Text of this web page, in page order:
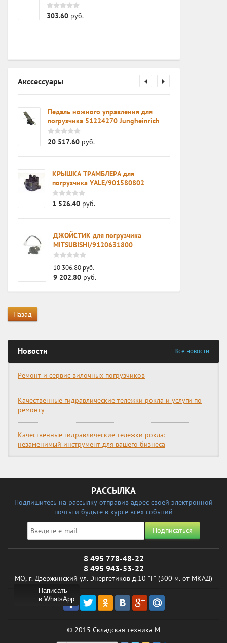
Новости Все новости
Ремонт и сервис вилочных погрузчиков
Качественные гидравлические тележки рокла и услуги по
ремонту
Качественные гидравлические тележки рокла:
незаменимый инструмент для вашего бизнеса
303.60руб.
Акссессуары
Педаль ножного управления для
погрузчика 51224270 Jungheinrich
20 517.60 руб.
КРЫШКА ТРАМБЛЕРА для
погрузчика YALE/901580802
1 526.40 руб.
ДЖОЙСТИК для погрузчика
MITSUBISHI/9120631800
10 306.80руб.
9 202.80руб.
Назад
РАССЫЛКА
Подпишитесь на рассылку отправив адрес своей электронной
почты и будьте в курсе всех событий
Подписаться
8 495 778-48-22
8 495 943-53-22
МО, г. Дзержинский ул. Энергетиков д.10 "Г" (300 м. от МКАД)
© 2015 Складская техника М
Написать
в WhatsApp